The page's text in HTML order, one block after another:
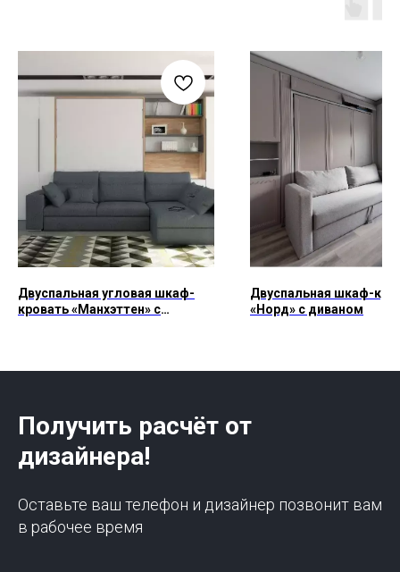
Двуспальная угловая шкаф-
кровать «Манхэттен» с
Двуспальная шкаф-
«Норд» с диваном
Получить расчёт от
дизайнера!
Оставьте ваш телефон и дизайнер позвонит вам
в рабочее время